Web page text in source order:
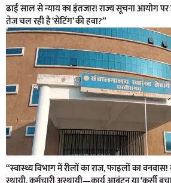
ढाई साल से न्याय का इंतजार! राज्य सूचना आयोग
तेज चल रही है ‘सेटिंग’ की हवा?”
“स्वास्थ्य विभाग में रीलों का राज, फाइलों का